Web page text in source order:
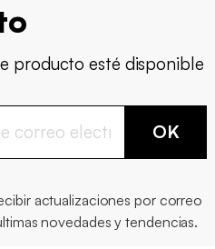
producto esté disponible
OK
actualizaciones por correo
novedades y tendencias.